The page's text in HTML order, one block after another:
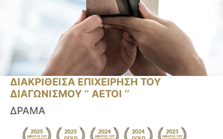
ΔΙΑΚΡΙΘΕΙΣΑ ΕΠΙΧΕΙΡΗΣΗ ΤΟΥ
ΔΙΑΓΩΝΙΣΜΟΥ ‘’ ΑΕΤΟΙ ‘’
ΔΡΑΜΑ